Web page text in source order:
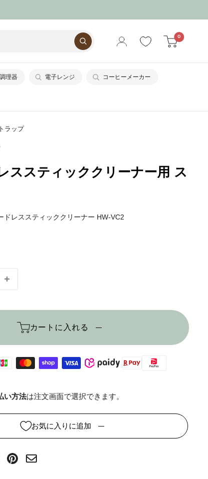
0
理器 電子レンジ コーヒーメーカー
ラップ
ススティッククリーナー用 ス
ドレススティッククリーナー HW-VC2
カートに入れる
い方法は注文画面で選択できます。
お気に入りに追加